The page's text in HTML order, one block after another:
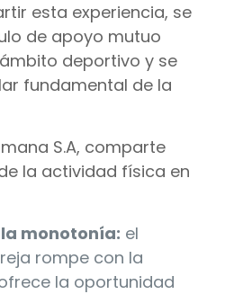
esta experiencia, se
de apoyo mutuo
deportivo y se
fundamental de la
S.A, comparte
la actividad física en
monotonía: el
rompe con la
la oportunidad